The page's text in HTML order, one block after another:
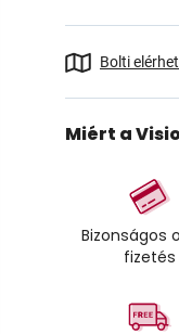
Bolti
Miért a
Bizonságos
fizetés